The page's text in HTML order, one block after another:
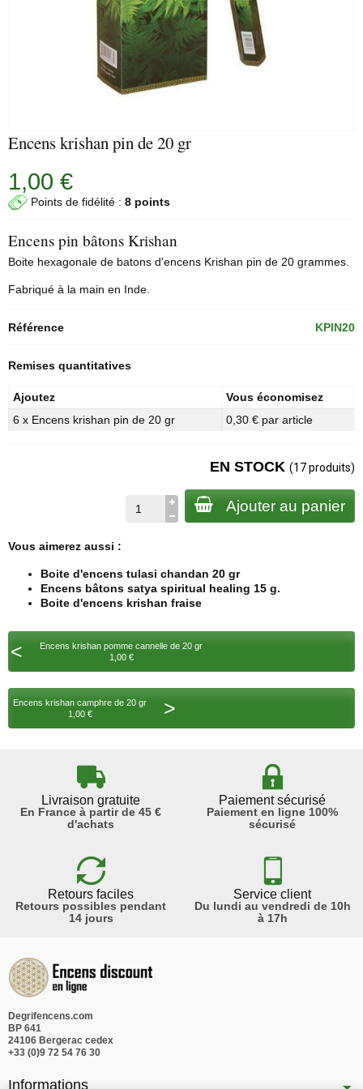
Encens krishan pin de 20 gr
1,00 €
Points de fidélité : 8 points
Encens pin bâtons Krishan
Boite hexagonale de batons d'encens Krishan pin de 20 grammes.
Fabriqué à la main en Inde.
Référence KPIN20
Remises quantitatives
Ajoutez
Vous économisez
6 x Encens krishan pin de 20 gr
0,30 € par article
EN STOCK (17 produits)
Ajouter au panier
Vous aimerez aussi :
Boite d'encens tulasi chandan 20 gr
Encens bâtons satya spiritual healing 15 g.
Boite d'encens krishan fraise
<
Encens krishan pomme cannelle de 20 gr
1,00 €
Encens krishan camphre de 20 gr
1,00 €
>
Livraison gratuite
En France à partir de 45 €
d'achats
Paiement sécurisé
Paiement en ligne 100%
sécurisé
Retours faciles
Retours possibles pendant
14 jours
Service client
Du lundi au vendredi de 10h
à 17h
Degrifencens.com
BP 641
24106 Bergerac cedex
+33 (0)9 72 54 76 30
Informations